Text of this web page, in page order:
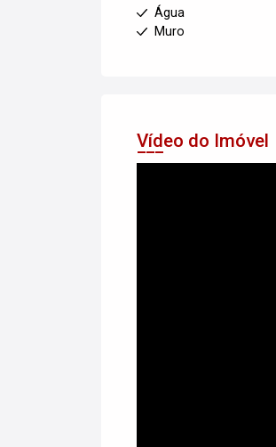
Água
Muro
Vídeo do Imóvel